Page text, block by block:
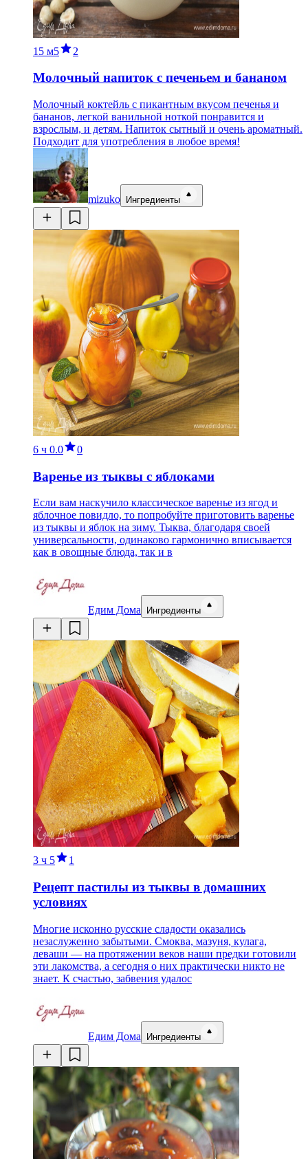
15 м5 2
Молочный напиток с печеньем и бананом
Молочный коктейль с пикантным вкусом печенья и
бананов, легкой ванильной ноткой понравится и
взрослым, и детям. Напиток сытный и очень ароматный.
Подходит для употребления в любое время!
mizuko Ингредиенты
6 ч 0.0 0
Варенье из тыквы с яблоками
Если вам наскучило классическое варенье из ягод и
яблочное повидло, то попробуйте приготовить варенье
из тыквы и яблок на зиму. Тыква, благодаря своей
универсальности, одинаково гармонично вписывается
как в овощные блюда, так и в
Едим Дома Ингредиенты
3 ч 5 1
Рецепт пастилы из тыквы в домашних
условиях
Многие исконно русские сладости оказались
незаслуженно забытыми. Смоква, мазуня, кулага,
леваши — на протяжении веков наши предки готовили
эти лакомства, а сегодня о них практически никто не
знает. К счастью, забвения удалос
Едим Дома Ингредиенты